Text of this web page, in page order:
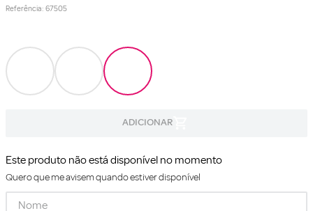
Referência: 67505
Este produto não está disponível no momento
Quero que me avisem quando estiver disponível